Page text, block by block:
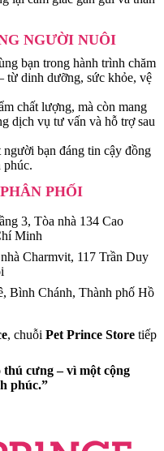
NGƯỜI NUÔI
bạn trong hành trình chăm
từ dinh dưỡng, sức khỏe, vệ
chất lượng, mà còn mang
dịch vụ tư vấn và hỗ trợ sau
bạn đáng tin cậy đồng
phúc.
PHỐI
3, Tòa nhà 134 Cao
Minh
Charmvit, 117 Trần Duy
Bình Chánh, Thành phố Hồ
, chuỗi Pet Prince Store tiếp
cưng – vì một cộng
phúc.”